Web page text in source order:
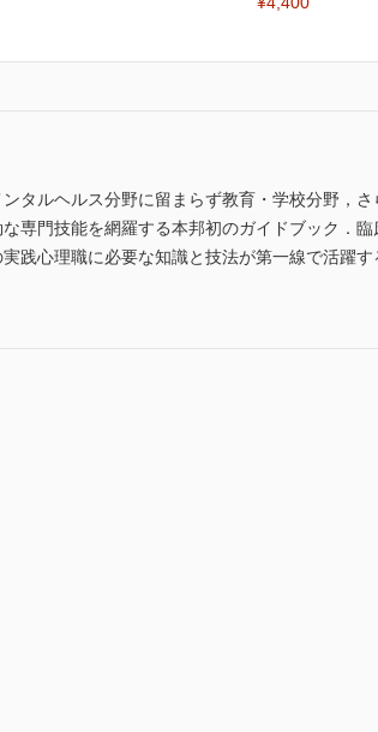
タルヘルス分野に留まらず教育・学校分野，
専門技能を網羅する本邦初のガイドブック．
践心理職に必要な知識と技法が第一線で活躍